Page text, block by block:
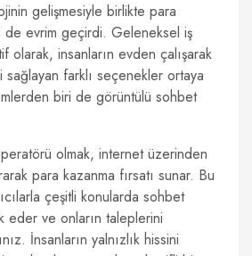
gelişmesiyle birlikte para
de evrim geçirdi. Geleneksel iş
olarak, insanların evden çalışarak
farklı seçenekler ortaya
biri de görüntülü sohbet
olmak, internet üzerinden
para kazanma fırsatı sunar. Bu
çeşitli konularda sohbet
eder ve onların taleplerini
İnsanların yalnızlık hissini